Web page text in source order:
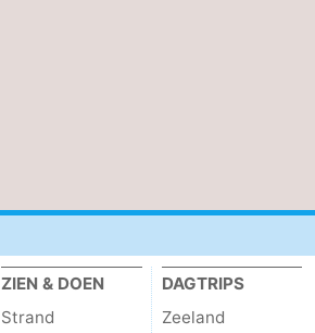
ZIEN & DOEN
Strand
DAGTRIPS
Zeeland